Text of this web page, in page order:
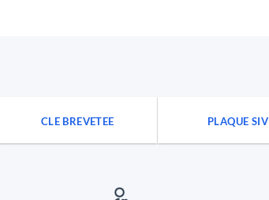
CLE BREVETEE PLAQUE SIV